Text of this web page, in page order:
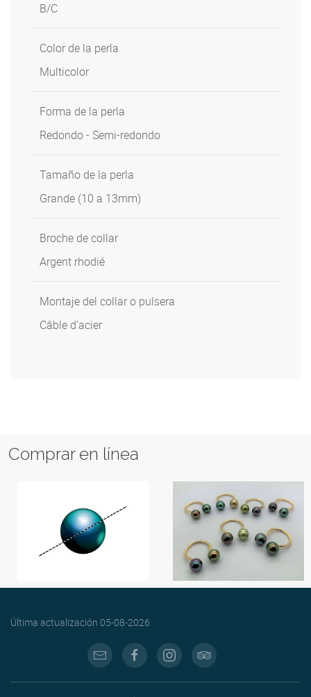
B/C
Color de la perla
Multicolor
Forma de la perla
Redondo - Semi-redondo
Tamaño de la perla
Grande (10 a 13mm)
Broche de collar
Argent rhodié
Montaje del collar o pulsera
Câble d'acier
Comprar en línea
Última actualización 05-08-2026